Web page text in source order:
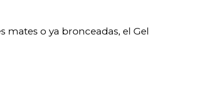
mates o ya bronceadas, el Gel